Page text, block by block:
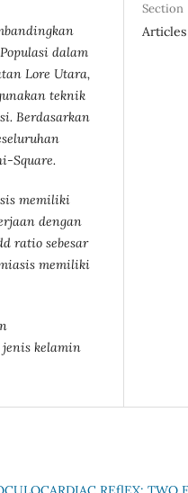
dalam
Lore Utara,
teknik
Berdasarkan
Square.
memiliki
dengan
ratio sebesar
memiliki
jenis kelamin
Section
Articles